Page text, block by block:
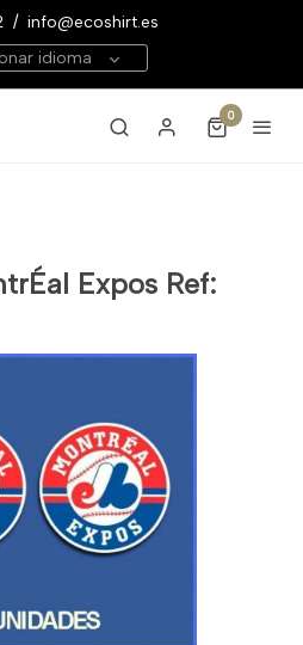
/ info@ecoshirt.es
idioma
0
Expos Ref: